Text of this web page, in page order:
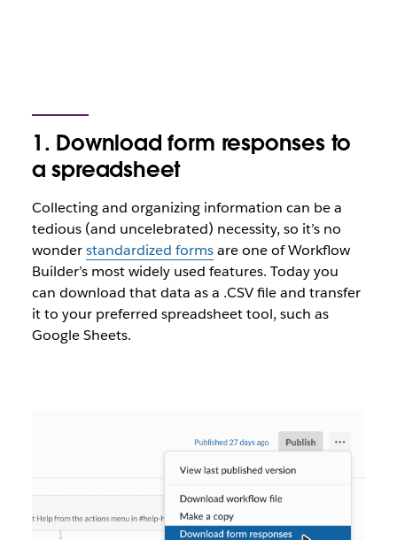
1. Download form responses to
a spreadsheet
Collecting and organizing information can be a
tedious (and uncelebrated) necessity, so it’s no
wonderstandardized formsare one of Workflow
Builder’s most widely used features. Today you
can download that data as a .CSV file and transfer
it to your preferred spreadsheet tool, such as
Google Sheets.